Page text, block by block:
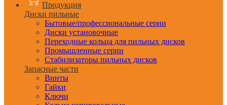
Продукция
Диски пильные
Бытовые/профессиональные серии
Диски установочные
Переходные кольца для пильных дисков
Промышленные серии
Стабилизаторы пильных дисков
Запасные части
Винты
Гайки
Ключи